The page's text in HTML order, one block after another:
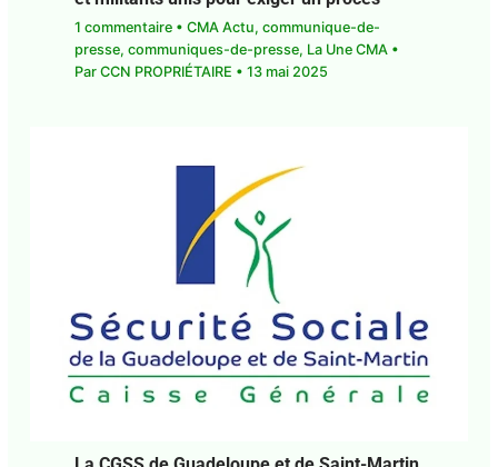
1 commentaire •CMA Actu,communique-de-
presse,communiques-de-presse,La Une CMA
ParCCN PROPRIÉTAIRE•13 mai 2025
Martin s’engage pour l’avenir des jeunes
E-mail*